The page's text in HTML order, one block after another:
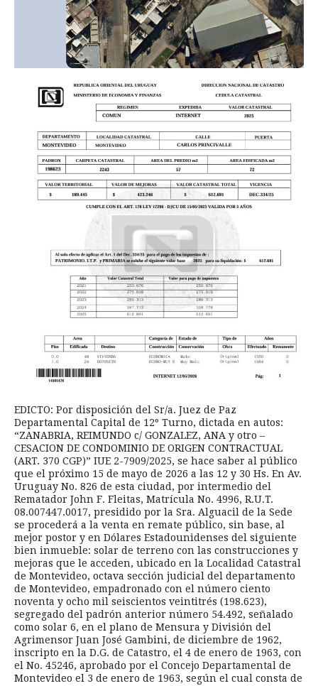
EDICTO: Por disposición del Sr/a. Juez de Paz
Departamental Capital de 12º Turno, dictada en autos:
“ZANABRIA, REIMUNDO c/ GONZALEZ, ANA y otro –
CESACION DE CONDOMINIO DE ORIGEN CONTRACTUAL
(ART. 370 CGP)” IUE 2-7909/2025, se hace saber al público
que el próximo 15 de mayo de 2026 a las 12 y 30 Hs. En Av.
Uruguay No. 826 de esta ciudad, por intermedio del
Rematador John F. Fleitas, Matrícula No. 4996, R.U.T.
08.007447.0017, presidido por la Sra. Alguacil de la Sede
se procederá a la venta en remate público, sin base, al
mejor postor y en Dólares Estadounidenses del siguiente
bien inmueble: solar de terreno con las construcciones y
mejoras que le acceden, ubicado en la Localidad Catastral
de Montevideo, octava sección judicial del departamento
de Montevideo, empadronado con el número ciento
noventa y ocho mil seiscientos veintitrés (198.623),
segregado del padrón anterior número 54.492, señalado
como solar 6, en el plano de Mensura y División del
Agrimensor Juan José Gambini, de diciembre de 1962,
inscripto en la D.G. de Catastro, el 4 de enero de 1963, con
el No. 45246, aprobado por el Concejo Departamental de
Montevideo el 3 de enero de 1963, según el cual consta de